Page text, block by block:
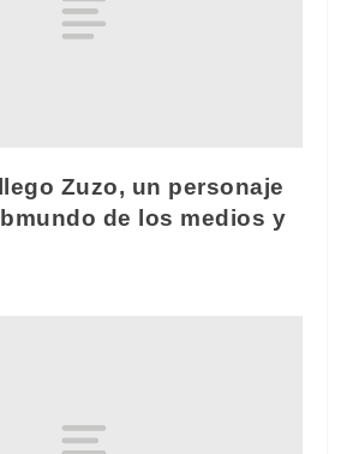
Zuzo, un personaje
de los medios y